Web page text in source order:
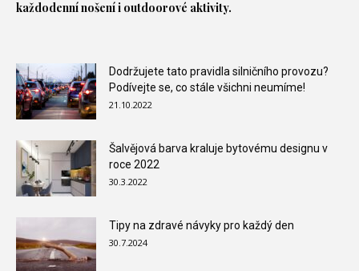
každodenní nošení i outdoorové aktivity.
Dodržujete tato pravidla silničního provozu?
Podívejte se, co stále všichni neumíme!
21.10.2022
Šalvějová barva kraluje bytovému designu v
roce 2022
30.3.2022
Tipy na zdravé návyky pro každý den
30.7.2024